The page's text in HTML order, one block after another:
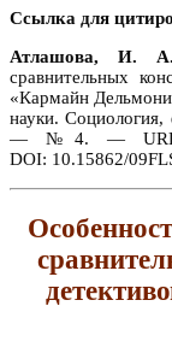
Ссылка для
Атлашова, И. А.
сравнительных
«Кармайн
науки.
— №4. — URL:
DOI: 10.15862/